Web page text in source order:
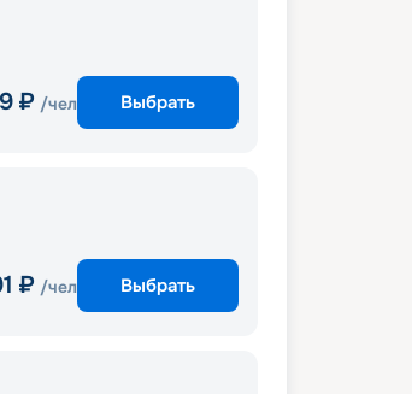
₽ /чел Выбрать
₽ /чел Выбрать